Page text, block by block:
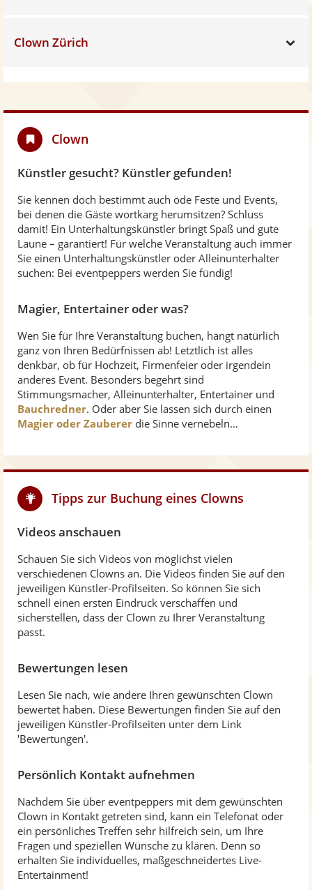
Clown Zürich
Clown
Künstler gesucht? Künstler gefunden!
Sie kennen doch bestimmt auch öde Feste und Events,
bei denen die Gäste wortkarg herumsitzen? Schluss
damit! Ein Unterhaltungskünstler bringt Spaß und gute
Laune – garantiert! Für welche Veranstaltung auch immer
Sie einen Unterhaltungskünstler oder Alleinunterhalter
suchen: Bei eventpeppers werden Sie fündig!
Magier, Entertainer oder was?
Wen Sie für Ihre Veranstaltung buchen, hängt natürlich
ganz von Ihren Bedürfnissen ab! Letztlich ist alles
denkbar, ob für Hochzeit, Firmenfeier oder irgendein
anderes Event. Besonders begehrt sind
Stimmungsmacher, Alleinunterhalter, Entertainer und
Bauchredner. Oder aber Sie lassen sich durch einen
Magier oder Zauberer die Sinne vernebeln…
Tipps zur Buchung eines Clowns
Videos anschauen
Schauen Sie sich Videos von möglichst vielen
verschiedenen Clowns an. Die Videos finden Sie auf den
jeweiligen Künstler-Profilseiten. So können Sie sich
schnell einen ersten Eindruck verschaffen und
sicherstellen, dass der Clown zu Ihrer Veranstaltung
passt.
Bewertungen lesen
Lesen Sie nach, wie andere Ihren gewünschten Clown
bewertet haben. Diese Bewertungen finden Sie auf den
jeweiligen Künstler-Profilseiten unter dem Link
'Bewertungen'.
Persönlich Kontakt aufnehmen
Nachdem Sie über eventpeppers mit dem gewünschten
Clown in Kontakt getreten sind, kann ein Telefonat oder
ein persönliches Treffen sehr hilfreich sein, um Ihre
Fragen und speziellen Wünsche zu klären. Denn so
erhalten Sie individuelles, maßgeschneidertes Live-
Entertainment!